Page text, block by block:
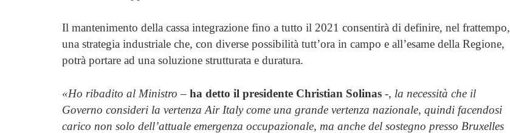
Il mantenimento della cassa integrazione fino a tutto il 2021 consentirà di definire, nel frattempo,
una strategia industriale che, con diverse possibilità tutt’ora in campo e all’esame della Regione,
potrà portare ad una soluzione strutturata e duratura.
«Ho ribadito al Ministro – ha detto il presidente Christian Solinas -, la necessità che il
Governo consideri la vertenza Air Italy come una grande vertenza nazionale, quindi facendosi
carico non solo dell’attuale emergenza occupazionale, ma anche del sostegno presso Bruxelles